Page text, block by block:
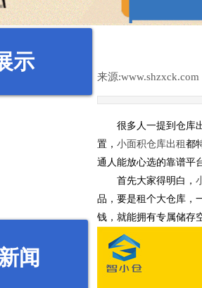
示
来源:www.shzxck.com
很多人一提到仓库
置， 小面积仓库出租 都
通人能放心选的靠谱
首先大家得明白，
品，要是租个大仓库，
钱，就能拥有专属储存
闻